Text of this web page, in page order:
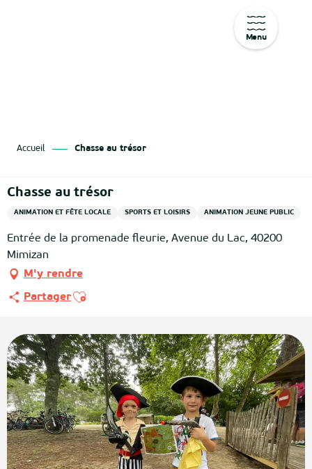
Menu
Accueil Chasse au trésor
Chasse au trésor
ANIMATION ET FÊTE LOCALE SPORTS ET LOISIRS ANIMATION JEUNE PUBLIC
Entrée de la promenade fleurie, Avenue du Lac, 40200
Mimizan
M'y rendre
PartagerAjouter aux favoris